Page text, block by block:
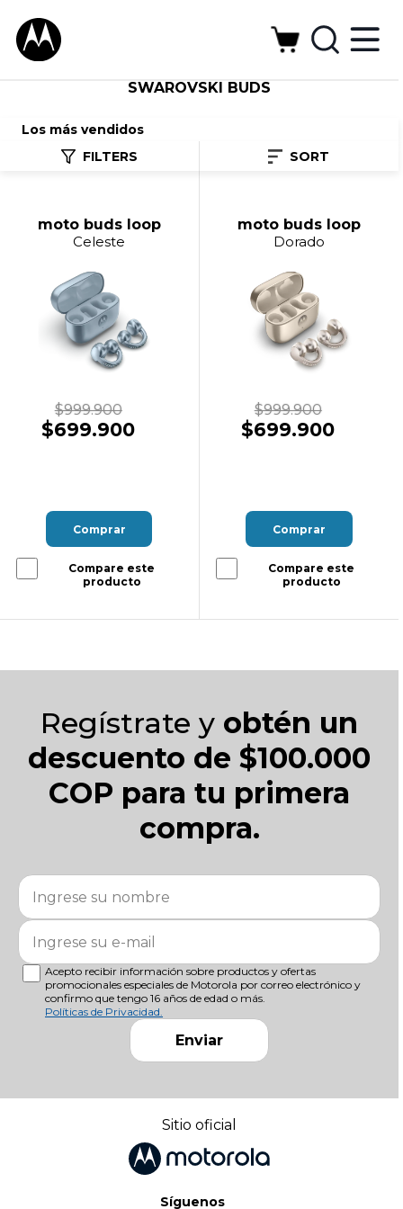
SWAROVSKI BUDS
Los más vendidos
FILTERS
SORT
moto buds loop
Celeste
$999.900
$699.900
Comprar
Compare este
producto
moto buds loop
Dorado
$999.900
$699.900
Comprar
Compare este
producto
Regístrate y obtén un
descuento de $100.000
COP para tu primera
compra.
Enviar
Acepto recibir información sobre productos y ofertas
promocionales especiales de Motorola por correo electrónico y
confirmo que tengo 16 años de edad o más.
Políticas de Privacidad.
Sitio oficial
Síguenos